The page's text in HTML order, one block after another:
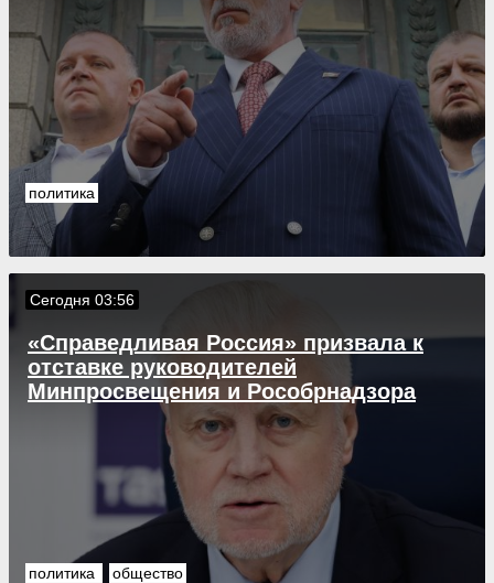
политика
Сегодня 03:56
«Справедливая Россия» призвала к
отставке руководителей
Минпросвещения и Рособрнадзора
политика общество